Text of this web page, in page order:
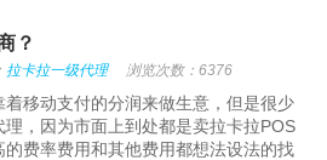
？
拉卡拉一级代理 浏览次数：6376
移动支付的分润来做生意，但是很少
，因为市面上到处都是卖拉卡拉POS
费率费用和其他费用都想法设法的找